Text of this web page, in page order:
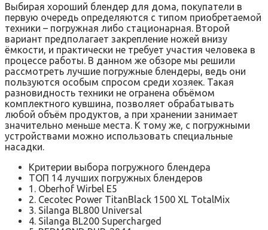
Выбирая хороший блендер для дома, покупатели в
первую очередь определяются с типом приобретаемой
техники – погружная либо стационарная. Второй
вариант предполагает закрепление ножей внизу
ёмкости, и практически не требует участия человека в
процессе работы. В данном же обзоре мы решили
рассмотреть лучшие погружные блендеры, ведь они
пользуются особым спросом среди хозяек. Такая
разновидность техники не огранена объёмом
комплектного кувшина, позволяет обрабатывать
любой объём продуктов, а при хранении занимает
значительно меньше места. К тому же, с погружными
устройствами можно использовать специальные
насадки.
Критерии выбора погружного блендера
ТОП 14 лучших погружных блендеров
1. Oberhof Wirbel E5
2. Cecotec Power TitanBlack 1500 XL TotalMix
3. Silanga BL800 Universal
4. Silanga BL200 Supercharged